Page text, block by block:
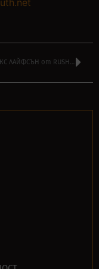
Чуйте АЛЕКС ЛАЙФСЪН от RUSH с нова му група ENVY OF NONE